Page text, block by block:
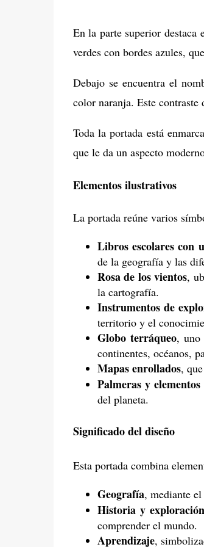
En la parte superior destaca
verdes con bordes azules,
Debajo se encuentra el
color naranja. Este contraste
Toda la portada está
que le da un aspecto
Elementos ilustrativos
La portada reúne varios
Libros escolares con
de la geografía y las
Rosa de los vientos,
la cartografía.
Instrumentos de
territorio y el
Globo terráqueo, uno
continentes, océanos,
Mapas enrollados,
Palmeras y
del planeta.
Significado del diseño
Esta portada combina
Geografía, mediante
Historia y exploración
comprender el mundo.
Aprendizaje,